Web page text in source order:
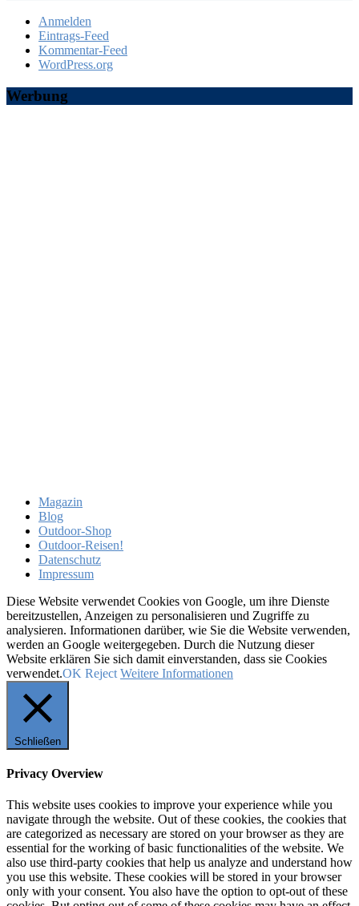
Anmelden
Eintrags-Feed
Kommentar-Feed
WordPress.org
Werbung
Magazin
Blog
Outdoor-Shop
Outdoor-Reisen!
Datenschutz
Impressum
Diese Website verwendet Cookies von Google, um ihre Dienste
bereitzustellen, Anzeigen zu personalisieren und Zugriffe zu
analysieren. Informationen darüber, wie Sie die Website verwenden,
werden an Google weitergegeben. Durch die Nutzung dieser
Website erklären Sie sich damit einverstanden, dass sie Cookies
verwendet.OK Reject Weitere Informationen
Schließen
Privacy Overview
This website uses cookies to improve your experience while you
navigate through the website. Out of these cookies, the cookies that
are categorized as necessary are stored on your browser as they are
essential for the working of basic functionalities of the website. We
also use third-party cookies that help us analyze and understand how
you use this website. These cookies will be stored in your browser
only with your consent. You also have the option to opt-out of these